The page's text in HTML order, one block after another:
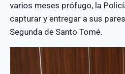
varios meses prófugo, la
capturar y entregar a sus
Segunda de Santo Tomé.